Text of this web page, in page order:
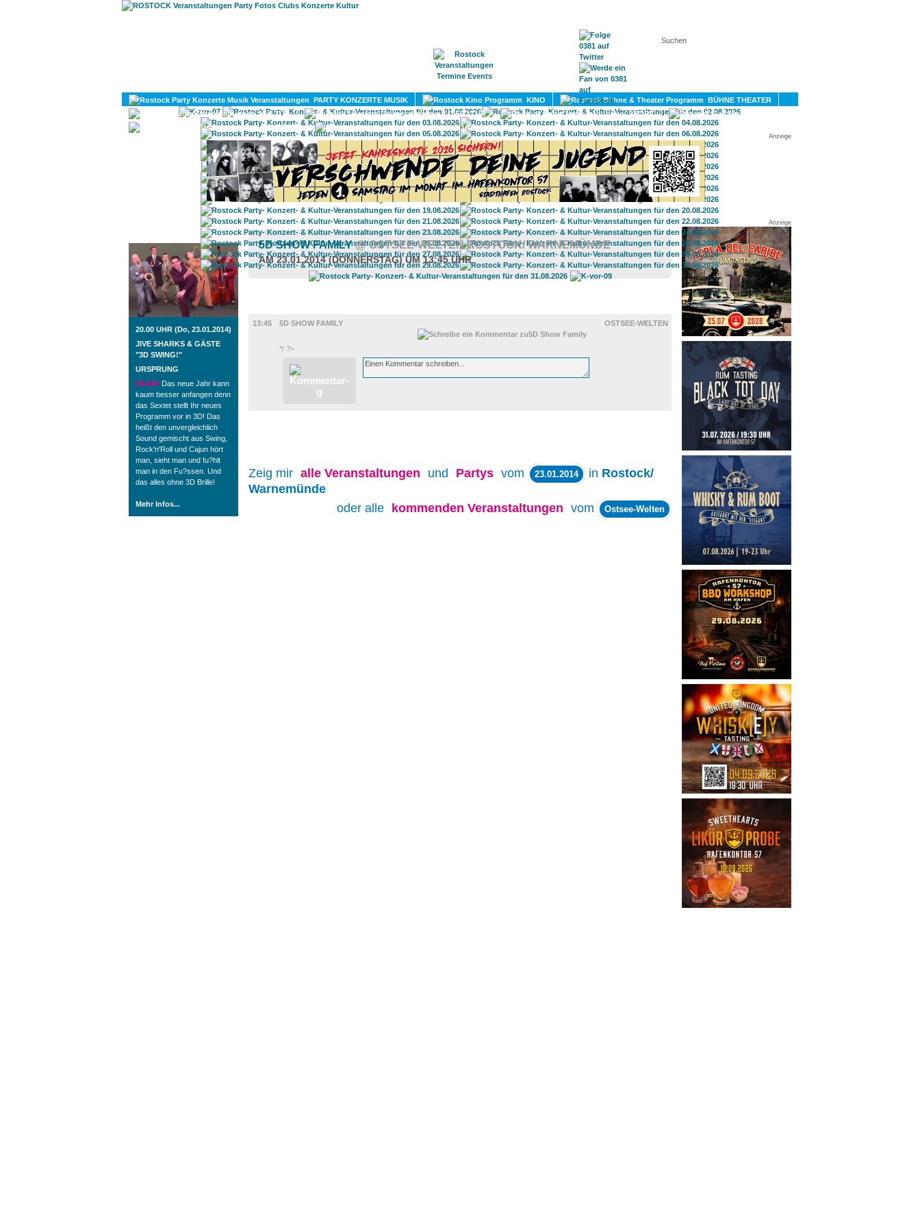
KONTAKT
PARTY KONZERTE MUSIK KINO
BÜHNE THEATER
KULTUR
LITERATUR SPORT
DIVERSES
UMLAND
Anzeige
ROSTOCK TAGESTIPP
20.00 UHR (Do, 23.01.2014)
JIVE SHARKS & GÄSTE
"3D SWING!"
URSPRUNG
MUSIK Das neue Jahr kann
kaum besser anfangen denn
das Sextet stellt Ihr neues
Programm vor in 3D! Das
heißt den unvergleichlich
Sound gemischt aus Swing,
Rock'n'Roll und Cajun hört
man, sieht man und fu?hlt
man in den Fu?ssen. Und
das alles ohne 3D Brille!
Mehr Infos...
Anzeige
5D SHOW FAMILY@ OSTSEE-WELTEN ROSTOCK/ WARNEMÜNDE
AM 23.01.2014 (DONNERSTAG) UM 13:45 UHR
13:45
5D SHOW FAMILY OSTSEE-WELTEN
*/ ?>
Zeig mir alle Veranstaltungen und Partys vom 23.01.2014 in Rostock/
Warnemünde
oder alle
kommenden Veranstaltungen vom Ostsee-Welten